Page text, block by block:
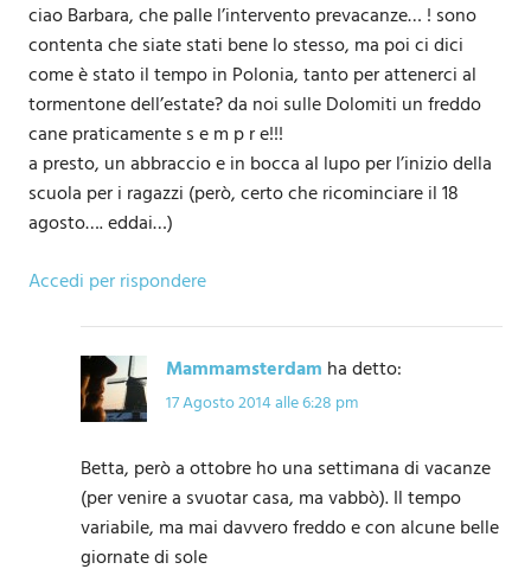
ciao Barbara, che palle l’intervento prevacanze… ! sono
contenta che siate stati bene lo stesso, ma poi ci dici
come è stato il tempo in Polonia, tanto per attenerci al
tormentone dell’estate? da noi sulle Dolomiti un freddo
cane praticamente s e m p r e!!!
a presto, un abbraccio e in bocca al lupo per l’inizio della
scuola per i ragazzi (però, certo che ricominciare il 18
agosto…. eddai…)
Accedi per rispondere
Mammamsterdam ha detto:
17 Agosto 2014 alle 6:28 pm
Betta, però a ottobre ho una settimana di vacanze
(per venire a svuotar casa, ma vabbò). Il tempo
variabile, ma mai davvero freddo e con alcune belle
giornate di sole